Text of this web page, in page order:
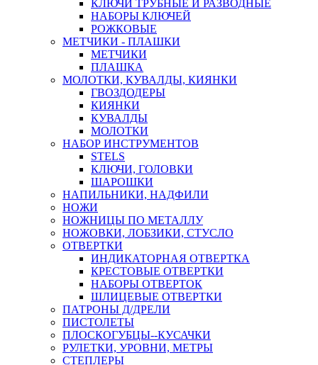
КЛЮЧИ ТРУБНЫЕ И РАЗВОДНЫЕ
НАБОРЫ КЛЮЧЕЙ
РОЖКОВЫЕ
МЕТЧИКИ - ПЛАШКИ
МЕТЧИКИ
ПЛАШКА
МОЛОТКИ, КУВАЛДЫ, КИЯНКИ
ГВОЗДОДЕРЫ
КИЯНКИ
КУВАЛДЫ
МОЛОТКИ
НАБОР ИНСТРУМЕНТОВ
STELS
КЛЮЧИ, ГОЛОВКИ
ШАРОШКИ
НАПИЛЬНИКИ, НАДФИЛИ
НОЖИ
НОЖНИЦЫ ПО МЕТАЛЛУ
НОЖОВКИ, ЛОБЗИКИ, СТУСЛО
ОТВЕРТКИ
ИНДИКАТОРНАЯ ОТВЕРТКА
КРЕСТОВЫЕ ОТВЕРТКИ
НАБОРЫ ОТВЕРТОК
ШЛИЦЕВЫЕ ОТВЕРТКИ
ПАТРОНЫ Д/ДРЕЛИ
ПИСТОЛЕТЫ
ПЛОСКОГУБЦЫ--КУСАЧКИ
РУЛЕТКИ, УРОВНИ, МЕТРЫ
СТЕПЛЕРЫ